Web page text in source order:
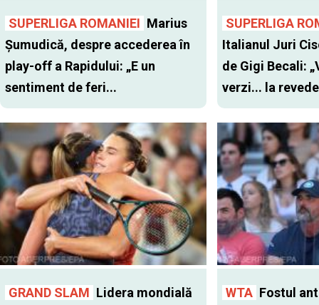
SUPERLIGA ROMANIEI Marius
Șumudică, despre accederea în
play-off a Rapidului: „E un
sentiment de feri...
SUPERLIGA
Italianul Juri
de Gigi Becali:
verzi... la
GRAND SLAM Lidera mondială
WTA Fostul